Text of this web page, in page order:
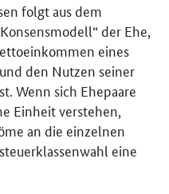
folgt aus dem
der Ehe,
eines
den Nutzen seiner
Wenn sich Ehepaare
Einheit verstehen,
an die einzelnen
eine